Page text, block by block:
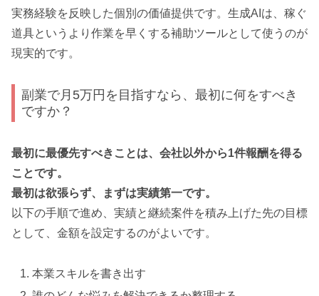
実務経験を反映した個別の価値提供です。生成AIは、稼ぐ
道具というより作業を早くする補助ツールとして使うのが
現実的です。
副業で月5万円を目指すなら、最初に何をすべき
ですか？
最初に最優先すべきことは、会社以外から1件報酬を得る
ことです。
最初は欲張らず、まずは実績第一です。
以下の手順で進め、実績と継続案件を積み上げた先の目標
として、金額を設定するのがよいです。
本業スキルを書き出す